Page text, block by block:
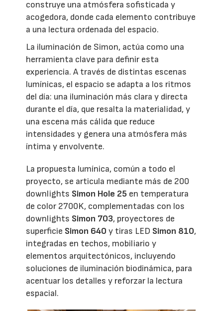
construye una atmósfera sofisticada y
acogedora, donde cada elemento contribuye
a una lectura ordenada del espacio.
La iluminación de Simon, actúa como una
herramienta clave para definir esta
experiencia. A través de distintas escenas
lumínicas, el espacio se adapta a los ritmos
del día: una iluminación más clara y directa
durante el día, que resalta la materialidad, y
una escena más cálida que reduce
intensidades y genera una atmósfera más
íntima y envolvente.
La propuesta lumínica, común a todo el
proyecto, se articula mediante más de 200
downlights Simon Hole 25 en temperatura
de color 2700K, complementadas con los
downlights Simon 703, proyectores de
superficie Simon 640 y tiras LED Simon 810,
integradas en techos, mobiliario y
elementos arquitectónicos, incluyendo
soluciones de iluminación biodinámica, para
acentuar los detalles y reforzar la lectura
espacial.